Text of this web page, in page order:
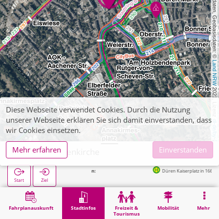
, Kartendaten, Geobasisdaten: ©
Land NRW
2021, Lizenz
dl-de/by-2-0
Fahrplanauskunft Stadtinfos
Freizeit &
Tourismus
Mobilität Mehr
Düren, Marienkirche
Start Ziel
Düren Kaiserplatz in 166m
Stadtinfos Düren, Marienkirche
Diese Webseite verwendet Cookies. Durch die Nutzung
unserer Webseite erklären Sie sich damit einverstanden, dass
wir Cookies einsetzen.
Mehr erfahren
Einverstanden